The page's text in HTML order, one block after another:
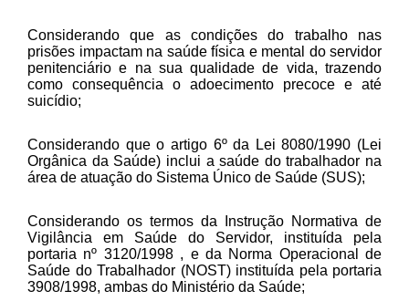
Considerando que as condições do trabalho nas
prisões impactam na saúde física e mental do servidor
penitenciário e na sua qualidade de vida, trazendo
como consequência o adoecimento precoce e até
suicídio;
Considerando que o artigo 6º da Lei 8080/1990 (Lei
Orgânica da Saúde) inclui a saúde do trabalhador na
área de atuação do Sistema Único de Saúde (SUS);
Considerando os termos da Instrução Normativa de
Vigilância em Saúde do Servidor, instituída pela
portaria nº 3120/1998 , e da Norma Operacional de
Saúde do Trabalhador (NOST) instituída pela portaria
3908/1998, ambas do Ministério da Saúde;